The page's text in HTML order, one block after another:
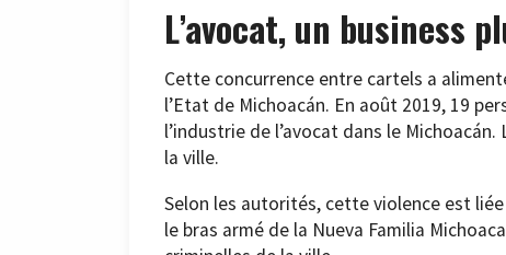
L’avocat, un business
Cette concurrence entre cartels a
l’Etat de Michoacán. En août 2019, 19
l’industrie de l’avocat dans le
la ville.
Selon les autorités, cette violence est
le bras armé de la Nueva Familia